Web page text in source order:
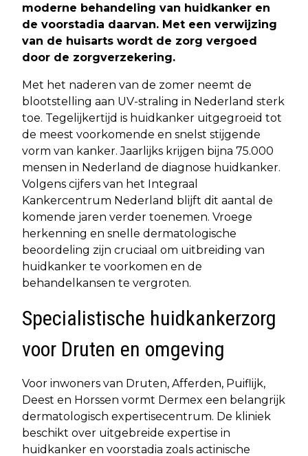
moderne behandeling van huidkanker en
de voorstadia daarvan. Met een verwijzing
van de huisarts wordt de zorg vergoed
door de zorgverzekering.
Met het naderen van de zomer neemt de
blootstelling aan UV-straling in Nederland sterk
toe. Tegelijkertijd is huidkanker uitgegroeid tot
de meest voorkomende en snelst stijgende
vorm van kanker. Jaarlijks krijgen bijna 75.000
mensen in Nederland de diagnose huidkanker.
Volgens cijfers van het Integraal
Kankercentrum Nederland blijft dit aantal de
komende jaren verder toenemen. Vroege
herkenning en snelle dermatologische
beoordeling zijn cruciaal om uitbreiding van
huidkanker te voorkomen en de
behandelkansen te vergroten.
Specialistische huidkankerzorg
voor Druten en omgeving
Voor inwoners van Druten, Afferden, Puiflijk,
Deest en Horssen vormt Dermex een belangrijk
dermatologisch expertisecentrum. De kliniek
beschikt over uitgebreide expertise in
huidkanker en voorstadia zoals actinische